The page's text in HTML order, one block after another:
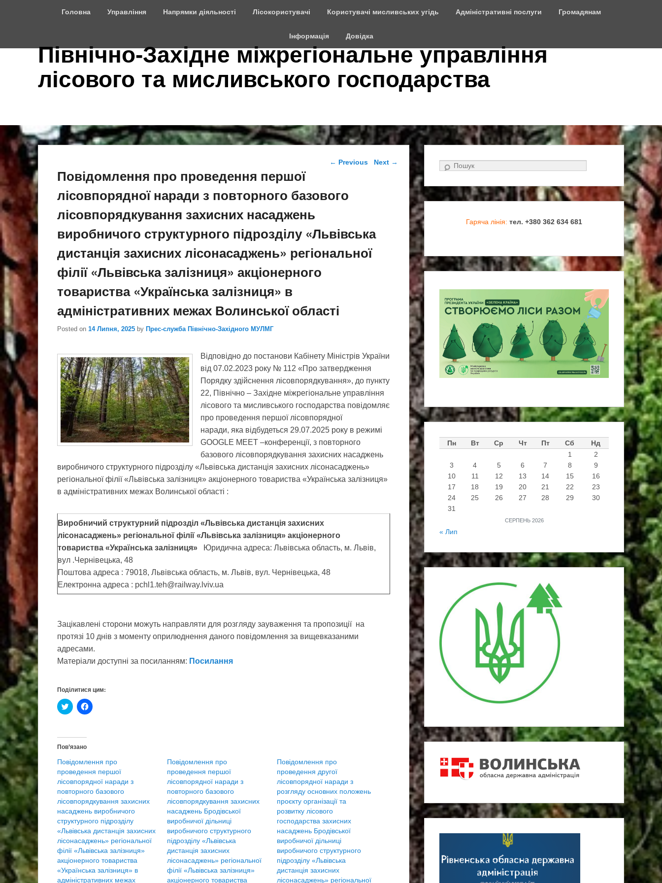
Головна Управління Напрямки діяльності Лісокористувачі Користувачі мисливських угідь Адміністративні послуги Громадянам
Інформація Довідка
Північно-Західне міжрегіональне управління
лісового та мисливського господарства
Post navigation
← Previous Next →
Повідомлення про проведення першої
лісовпорядної наради з повторного базового
лісовпорядкування захисних насаджень
виробничого структурного підрозділу «Львівська
дистанція захисних лісонасаджень» регіональної
філії «Львівська залізниця» акціонерного
товариства «Українська залізниця» в
адміністративних межах Волинської області
Posted on 14 Липня, 2025 by Прес-служба Північно-Західного МУЛМГ
Відповідно до постанови Кабінету Міністрів України
від 07.02.2023 року № 112 «Про затвердження
Порядку здійснення лісовпорядкування», до пункту
22, Північно – Західне міжрегіональне управління
лісового та мисливського господарства повідомляє
про проведення першої лісовпорядної
наради, яка відбудеться 29.07.2025 року в режимі
GOOGLE MEET –конференції, з повторного
базового лісовпорядкування захисних насаджень
виробничого структурного підрозділу «Львівська дистанція захисних лісонасаджень»
регіональної філії «Львівська залізниця» акціонерного товариства «Українська залізниця»
в адміністративних межах Волинської області :
Виробничий структурний підрозділ «Львівська дистанція захисних
лісонасаджень» регіональної філії «Львівська залізниця» акціонерного
товариства «Українська залізниця» Юридична адреса: Львівська область, м. Львів,
вул .Чернівецька, 48
Поштова адреса : 79018, Львівська область, м. Львів, вул. Чернівецька, 48
Електронна адреса : pchl1.teh@railway.lviv.ua
Зацікавлені сторони можуть направляти для розгляду зауваження та пропозиції на
протязі 10 днів з моменту оприлюднення даного повідомлення за вищевказаними
адресами.
Матеріали доступні за посиланням: Посилання
Поділитися цим:
Н
а
н
і
т
,
щ
о
б
п
о
и
р
и
т
и
н
а
T
w
i
t
Н
а
щ
о
б
п
о
ш
и
р
и
т
ч
е
р
е
з
F
a
c
Пов’язано
Повідомлення про
проведення першої
лісовпорядної наради з
повторного базового
лісовпорядкування захисних
насаджень виробничого
структурного підрозділу
«Львівська дистанція захисних
лісонасаджень» регіональної
філії «Львівська залізниця»
акціонерного товариства
«Українська залізниця» в
адміністративних межах
Повідомлення про
проведення першої
лісовпорядної наради з
повторного базового
лісовпорядкування захисних
насаджень Бродівської
виробничої дільниці
виробничого структурного
підрозділу «Львівська
дистанція захисних
лісонасаджень» регіональної
філії «Львівська залізниця»
акціонерного товариства
Повідомлення про
проведення другої
лісовпорядної наради з
розгляду основних положень
проєкту організації та
розвитку лісового
господарства захисних
насаджень Бродівської
виробничої дільниці
виробничого структурного
підрозділу «Львівська
дистанція захисних
лісонасаджень» регіональної
Search
Гаряча лінія: тел. +380 362 634 681
СЕРПЕНЬ 2026
Пн Вт Ср Чт Пт Сб
Нд
1
2
3
4 5 6 7 8
9
10
11 12 13 14 15
16
17
18 19 20 21 22
23
24
25 26 27 28 29
30
31
« Лип